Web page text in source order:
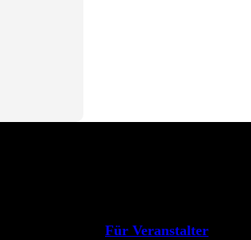
Für Veranstalter